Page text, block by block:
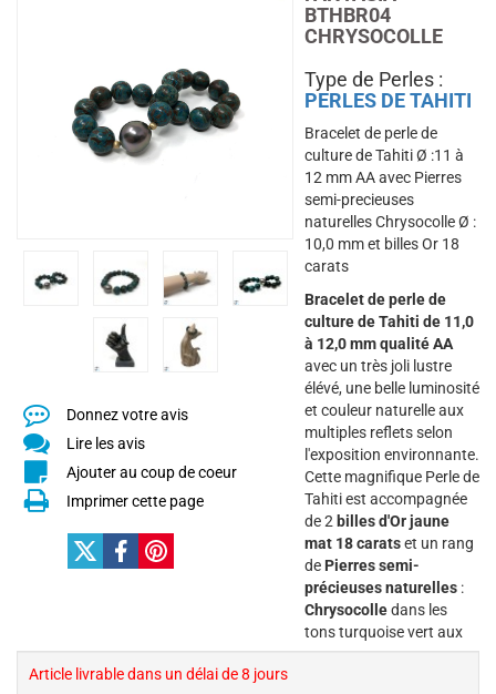
Donnez votre avis
Lire les avis
Ajouter au coup de coeur
Imprimer cette page
Article livrable dans un délai de 8 jours
BTHBR04
CHRYSOCOLLE
Type de Perles :
PERLES DE TAHITI
Bracelet de perle de
culture de Tahiti Ø :11 à
12 mm AA avec Pierres
semi-precieuses
naturelles Chrysocolle Ø :
10,0 mm et billes Or 18
carats
Bracelet de perle de
culture de Tahiti de 11,0
à 12,0 mmqualité AA
avec un très joli lustre
élévé, une belle luminosité
et couleur naturelle aux
multiples reflets selon
l'exposition environnante.
Cette magnifique Perle de
Tahiti est accompagnée
de 2 billes d'Or jaune
mat 18 caratset un rang
de Pierres semi-
précieuses naturelles :
Chrysocolledans les
tons turquoise vert aux